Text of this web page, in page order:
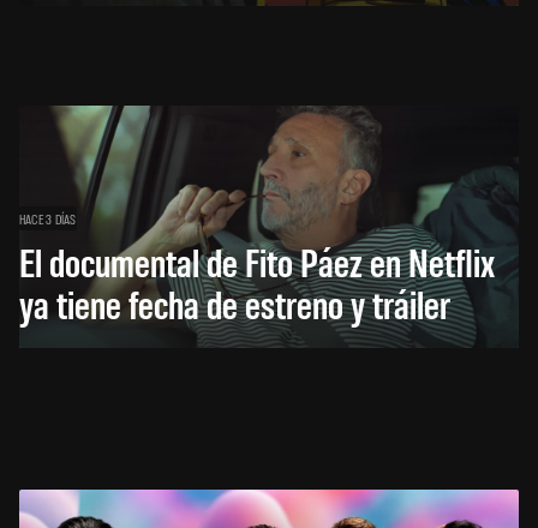
HACE 3 DÍAS
El documental de Fito Páez en Netflix
ya tiene fecha de estreno y tráiler